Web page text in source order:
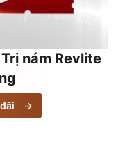
nám Revlite
→